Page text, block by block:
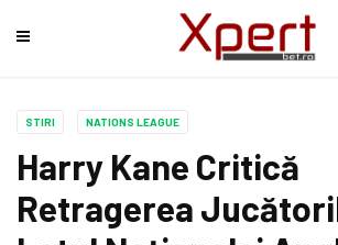
STIRI NATIONS LEAGUE
Harry Kane Critică
Retragerea